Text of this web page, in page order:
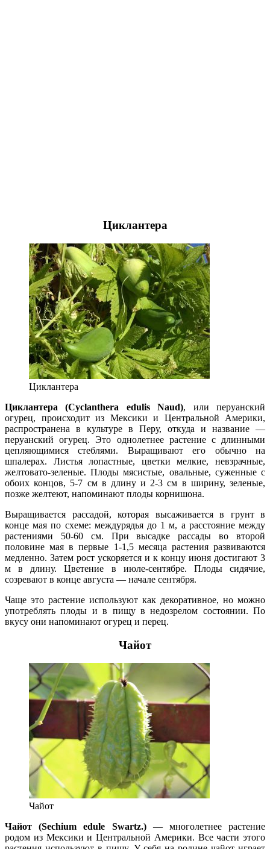
Циклантера
Циклантера
Циклантера (Cyclanthera edulis Naud), или перуанский
огурец, происходит из Мексики и Центральной Америки,
распространена в культуре в Перу, откуда и название —
перуанский огурец. Это однолетнее растение с длинными
цепляющимися стеблями. Выращивают его обычно на
шпалерах. Листья лопастные, цветки мелкие, невзрачные,
желтовато-зеленые. Плоды мясистые, овальные, суженные с
обоих концов, 5-7 см в длину и 2-3 см в ширину, зеленые,
позже желтеют, напоминают плоды корнишона.
Выращивается рассадой, которая высаживается в грунт в
конце мая по схеме: междурядья до 1 м, а расстояние между
растениями 50-60 см. При высадке рассады во второй
половине мая в первые 1-1,5 месяца растения развиваются
медленно. Затем рост ускоряется и к концу июня достигают 3
м в длину. Цветение в июле-сентябре. Плоды сидячие,
созревают в конце августа — начале сентября.
Чаще это растение используют как декоративное, но можно
употреблять плоды и в пищу в недозрелом состоянии. По
вкусу они напоминают огурец и перец.
Чайот
Чайот
Чайот (Sechium edule Swartz.)— многолетнее растение
родом из Мексики и Центральной Америки. Все части этого